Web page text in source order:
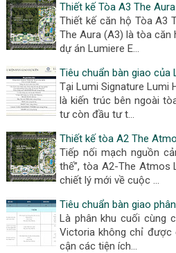
Thiết kế Tòa A3 The
Thiết kế căn hộ Tòa A3
The Aura (A3) là tòa
dự án Lumiere E…
Tiêu chuẩn bàn giao của
Tại Lumi Signature Lumi
là kiến trúc bên ngoài
tư còn đầu tư t…
Thiết kế tòa A2 The
Tiếp nối mạch nguồn
thế”, tòa A2-The Atmos
chiết lý mới về cuộc …
Tiêu chuẩn bàn giao
Là phân khu cuối cùng
Victoria không chỉ
cận các tiện ích…